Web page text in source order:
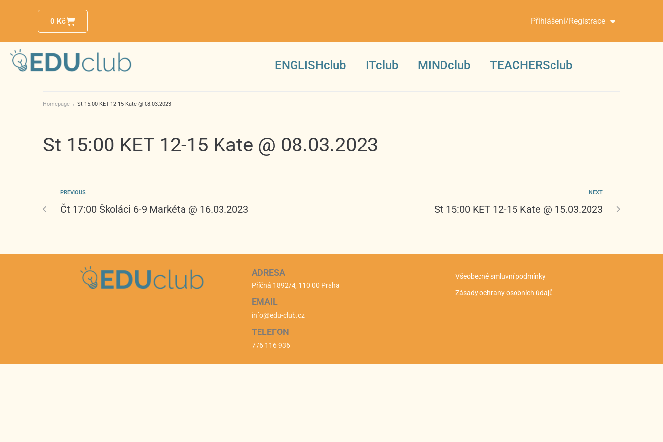
0 Kč Přihlášení/Registrace
ENGLISHclub ITclub MINDclub TEACHERSclub
Homepage / St 15:00 KET 12-15 Kate @ 08.03.2023
St 15:00 KET 12-15 Kate @ 08.03.2023
PREVIOUS
Čt 17:00 Školáci 6-9 Markéta @ 16.03.2023
NEXT
St 15:00 KET 12-15 Kate @ 15.03.2023
ADRESA
Příčná 1892/4, 110 00 Praha
EMAIL
info@edu-club.cz
TELEFON
776 116 936
Všeobecné smluvní podmínky
Zásady ochrany osobních údajů